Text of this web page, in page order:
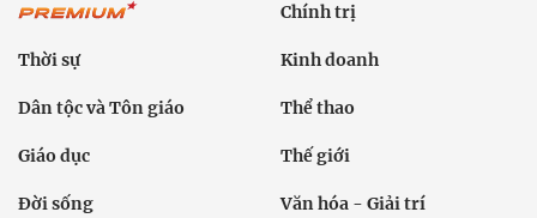
Chính trị
Thời sự Kinh doanh
Dân tộc và Tôn giáo Thể thao
Giáo dục Thế giới
Đời sống Văn hóa - Giải trí